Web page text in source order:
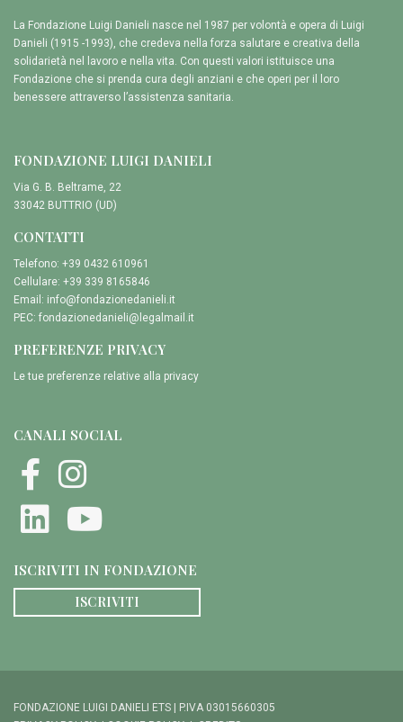
La Fondazione Luigi Danieli nasce nel 1987 per volontà e opera di Luigi
Danieli (1915 -1993), che credeva nella forza salutare e creativa della
solidarietà nel lavoro e nella vita. Con questi valori istituisce una
Fondazione che si prenda cura degli anziani e che operi per il loro
benessere attraverso l’assistenza sanitaria.
FONDAZIONE LUIGI DANIELI
Via G. B. Beltrame, 22
33042 BUTTRIO (UD)
CONTATTI
Telefono: +39 0432 610961
Cellulare: +39 339 8165846
Email: info@fondazionedanieli.it
PEC: fondazionedanieli@legalmail.it
PREFERENZE PRIVACY
Le tue preferenze relative alla privacy
CANALI SOCIAL
ISCRIVITI IN FONDAZIONE
ISCRIVITI
FONDAZIONE LUIGI DANIELI ETS | P.IVA 03015660305